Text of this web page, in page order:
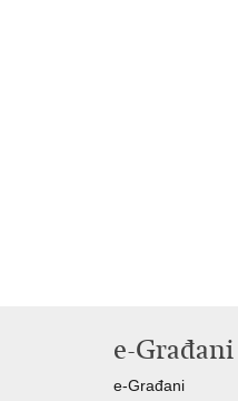
e-Građani
e-Građani